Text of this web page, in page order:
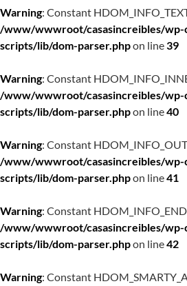
Warning: Constant
/www/wwwroot/casasincreibles/
scripts/lib/dom-parser.phpon line39
Warning: Constant
/www/wwwroot/casasincreibles/
scripts/lib/dom-parser.phpon line40
Warning: Constant
/www/wwwroot/casasincreibles/
scripts/lib/dom-parser.phpon line41
Warning: Constant
/www/wwwroot/casasincreibles/
scripts/lib/dom-parser.phpon line42
Warning: Constant